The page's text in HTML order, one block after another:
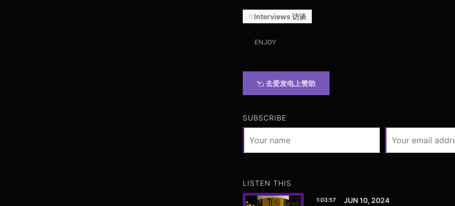
Interviews 访谈
ENJOY
去爱发电上赞助
SUBSCRIBE
LISTEN THIS
1:03:57 JUN 10, 2024